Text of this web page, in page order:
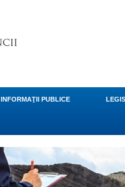
INFORMAŢII PUBLICE